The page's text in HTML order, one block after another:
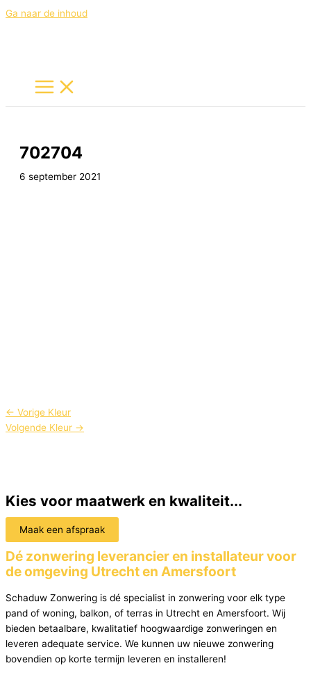
Ga naar de inhoud
702704
6 september 2021
← Vorige Kleur
Volgende Kleur →
Kies voor maatwerk en kwaliteit...
Maak een afspraak
Dé zonwering leverancier en installateur voor
de omgeving Utrecht en Amersfoort
Schaduw Zonwering is dé specialist in zonwering voor elk type
pand of woning, balkon, of terras in Utrecht en Amersfoort. Wij
bieden betaalbare, kwalitatief hoogwaardige zonweringen en
leveren adequate service. We kunnen uw nieuwe zonwering
bovendien op korte termijn leveren en installeren!